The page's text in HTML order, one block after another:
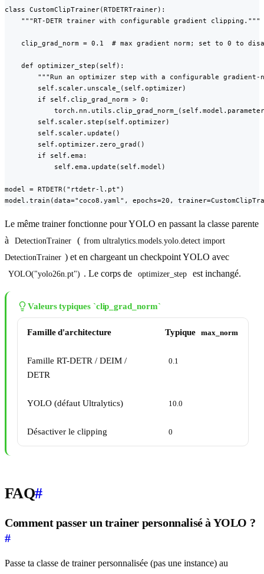
class CustomClipTrainer(RTDETRTrainer):
    """RT-DETR trainer with configurable gradient clipping."""
clip_grad_norm = 0.1  # max gradient norm; set to 0 to
    def optimizer_step(self):
"""Run an optimizer step with a configurable gradient-
        self.scaler.unscale_(self.optimizer)
        if self.clip_grad_norm > 0:
        self.scaler.step(self.optimizer)
        self.scaler.update()
        self.optimizer.zero_grad()
        if self.ema:
            self.ema.update(self.model)
model = RTDETR("rtdetr-l.pt")
model.train(data="coco8.yaml", epochs=20,
Le même trainer fonctionne pour YOLO en passant la classe parente
à
DetectionTrainer ( from ultralytics.models.yolo.detect import
DetectionTrainer ) et en chargeant un checkpoint YOLO avec
YOLO("yolo26n.pt") . Le corps de optimizer_step est inchangé.
Valeurs typiques `clip_grad_norm`
Famille d'architecture Typique max_norm
Famille RT-DETR / DEIM /
DETR
0.1
YOLO (défaut Ultralytics) 10.0
Désactiver le clipping 0
FAQ#
Comment passer un trainer personnalisé à YOLO ?
#
Passe ta classe de trainer personnalisée (pas une instance) au